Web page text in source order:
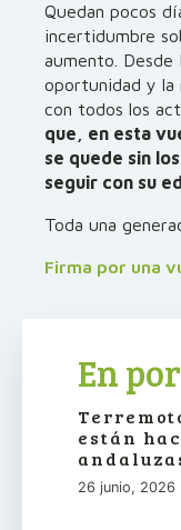
Quedan pocos
incertidumbre
aumento. Desde
oportunidad y la
con todos los
que, en esta
se quede sin
seguir con su
Toda una
Firma por una
En
están
26 junio, 2026